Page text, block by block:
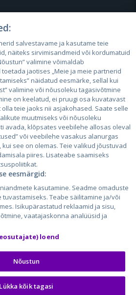
CVbankas.lt
Kainos.lt
Paslaugos.lt
auto24.ee
Osta.ee
KuldneBörs.ee
salvestavame ja kasutame teie
näiteks sirvimisandmeid või kordumatuid
valimine võimaldab
jaotises „Meie ja meie partnerid
näidatud eesmärke, sellal kui
valimine või nõusoleku tagasivõtmine
on keelatud, ei pruugi osa kuvatavast
teie jaoks nii asjakohased. Saate selle
muutmiseks või nõusoleku
avada, klõpsates veebilehe allosas oleval
või veebilehe vasakus alanurgas
see on olemas. Teie valikud jõustuvad
piires. Lisateabe saamiseks
eesmärgid:
kasutamine. Seadme omaduste
Teabe säilitamine ja/või
Isikupärastatud reklaamid ja sisu,
vaatajaskonna analüüsid ja
loend
Nõustun
Lükka kõik tagasi